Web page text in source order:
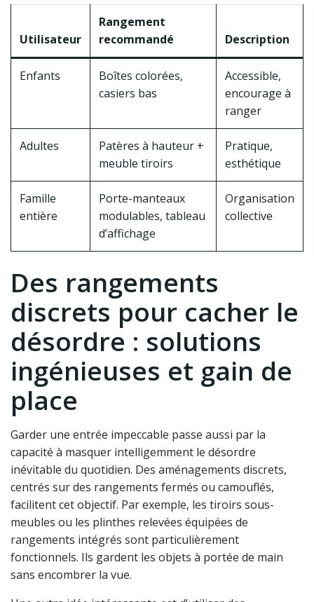
Utilisateur
Rangement
recommandé
Description
Enfants
Boîtes colorées,
casiers bas
Accessible,
encourage à
ranger
Adultes
Patères à hauteur +
meuble tiroirs
Pratique,
esthétique
Famille
entière
Porte-manteaux
modulables, tableau
d’affichage
Organisation
collective
Des rangements
discrets pour cacher le
désordre : solutions
ingénieuses et gain de
place
Garder une entrée impeccable passe aussi par la
capacité à masquer intelligemment le désordre
inévitable du quotidien. Des aménagements discrets,
centrés sur des rangements fermés ou camouflés,
facilitent cet objectif. Par exemple, les tiroirs sous-
meubles ou les plinthes relevées équipées de
rangements intégrés sont particulièrement
fonctionnels. Ils gardent les objets à portée de main
sans encombrer la vue.